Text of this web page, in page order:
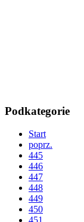
Podkategorie
Start
poprz.
445
446
447
448
449
450